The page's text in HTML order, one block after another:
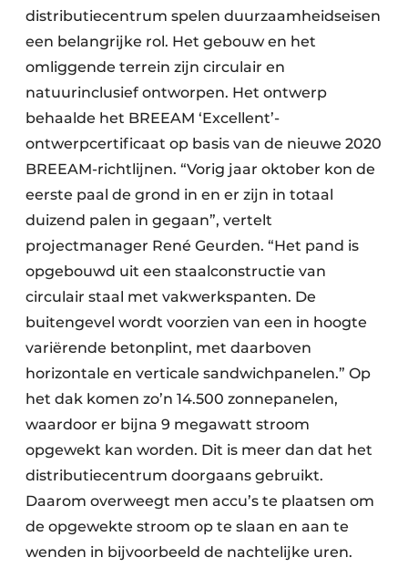
distributiecentrum spelen duurzaamheidseisen
een belangrijke rol. Het gebouw en het
omliggende terrein zijn circulair en
natuurinclusief ontworpen. Het ontwerp
behaalde het BREEAM ‘Excellent’-
ontwerpcertificaat op basis van de nieuwe 2020
BREEAM-richtlijnen. “Vorig jaar oktober kon de
eerste paal de grond in en er zijn in totaal
duizend palen in gegaan”, vertelt
projectmanager René Geurden. “Het pand is
opgebouwd uit een staalconstructie van
circulair staal met vakwerkspanten. De
buitengevel wordt voorzien van een in hoogte
variërende betonplint, met daarboven
horizontale en verticale sandwichpanelen.” Op
het dak komen zo’n 14.500 zonnepanelen,
waardoor er bijna 9 megawatt stroom
opgewekt kan worden. Dit is meer dan dat het
distributiecentrum doorgaans gebruikt.
Daarom overweegt men accu’s te plaatsen om
de opgewekte stroom op te slaan en aan te
wenden in bijvoorbeeld de nachtelijke uren.